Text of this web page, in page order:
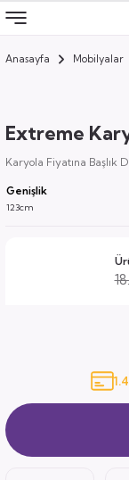
Anasayfa Mobilyalar
Extreme
Karyola Fiyatına Başlık
Genişlik
123cm